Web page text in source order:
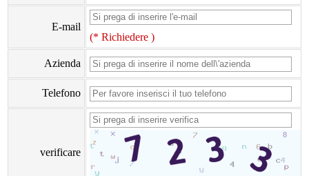
E-mail
(* Richiedere )
Azienda
Telefono
verificare